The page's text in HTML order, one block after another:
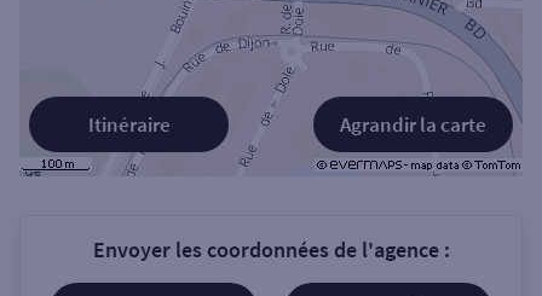
Agrandir la carte
Itinéraire
Envoyer les coordonnées de l'agence :